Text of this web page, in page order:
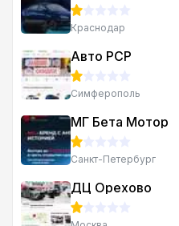
Краснодар
Авто РСР
Симферополь
МГ Бета Мотор
Санкт-Петербург
ДЦ Орехово